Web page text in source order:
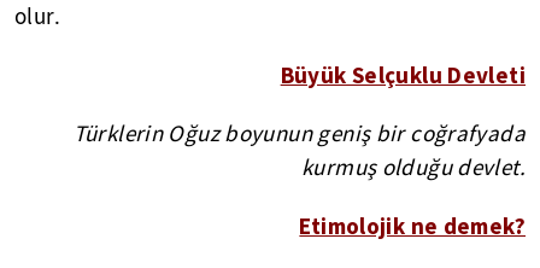
olur.
Büyük Selçuklu Devleti
Türklerin Oğuz boyunun geniş bir coğrafyada
kurmuş olduğu devlet.
Etimolojik ne demek?